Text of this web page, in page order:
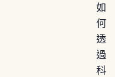
如
何
透
過
科